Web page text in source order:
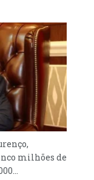
milhões de